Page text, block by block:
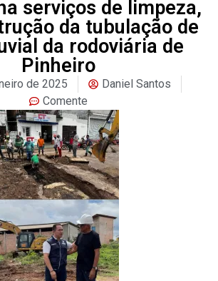
serviços de limpeza,
da tubulação de
da rodoviária de
Pinheiro
de 2025
Daniel Santos
Comente